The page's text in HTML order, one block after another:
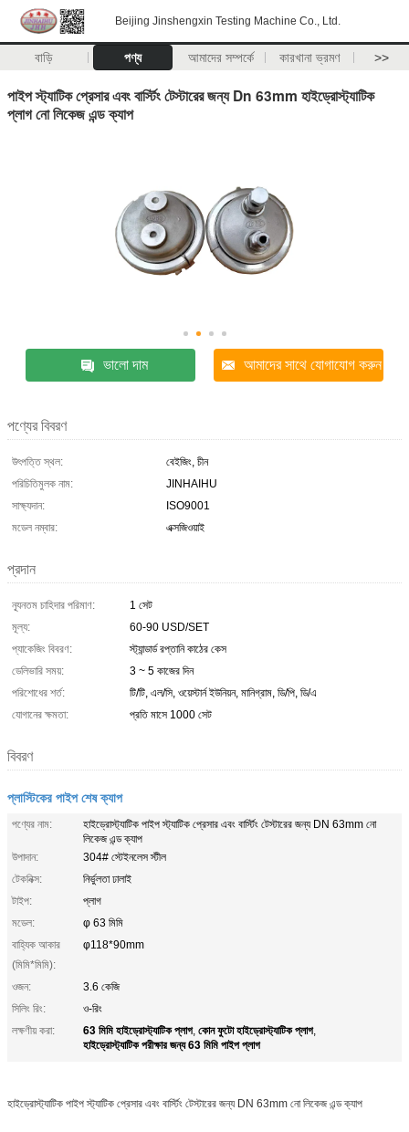
Beijing Jinshengxin Testing Machine Co., Ltd.
বাড়ি পণ্য আমাদের সম্পর্কে কারখানা ভ্রমণ >>
পাইপ স্ট্যাটিক প্রেসার এবং বার্স্টিং টেস্টারের জন্য Dn 63mm হাইড্রোস্ট্যাটিক
প্লাগ নো লিকেজ এন্ড ক্যাপ
ভালো দাম আমাদের সাথে যোগাযোগ করুন
পণ্যের বিবরণ
উৎপত্তি স্থল:
বেইজিং, চীন
পরিচিতিমুলক নাম:
JINHAIHU
সাক্ষ্যদান:
ISO9001
মডেল নম্বার:
এক্সজিওয়াই
প্রদান
ন্যূনতম চাহিদার পরিমাণ:
1 সেট
মূল্য:
60-90 USD/SET
প্যাকেজিং বিবরণ:
স্ট্যান্ডার্ড রপ্তানি কাঠের কেস
ডেলিভারি সময়:
3 ~ 5 কাজের দিন
পরিশোধের শর্ত:
টি/টি, এল/সি, ওয়েস্টার্ন ইউনিয়ন, মানিগ্রাম, ডি/পি, ডি/এ
যোগানের ক্ষমতা:
প্রতি মাসে 1000 সেট
বিবরণ
প্লাস্টিকের পাইপ শেষ ক্যাপ
পণ্যের নাম:
হাইড্রোস্ট্যাটিক পাইপ স্ট্যাটিক প্রেসার এবং বার্স্টিং টেস্টারের জন্য DN 63mm নো
লিকেজ এন্ড ক্যাপ
উপাদান:
304# স্টেইনলেস স্টীল
টেকনিক্স:
নির্ভুলতা ঢালাই
টাইপ:
প্লাগ
মডেল:
φ 63 মিমি
বাহ্যিক আকার
(মিমি*মিমি):
φ118*90mm
ওজন:
3.6 কেজি
সিলিং রিং:
ও-রিং
লক্ষণীয় করা:
63 মিমি হাইড্রোস্ট্যাটিক প্লাগ, কোন ফুটো হাইড্রোস্ট্যাটিক প্লাগ,
হাইড্রোস্ট্যাটিক পরীক্ষার জন্য 63 মিমি পাইপ প্লাগ
হাইড্রোস্ট্যাটিক পাইপ স্ট্যাটিক প্রেসার এবং বার্স্টিং টেস্টারের জন্য DN 63mm নো লিকেজ এন্ড ক্যাপ